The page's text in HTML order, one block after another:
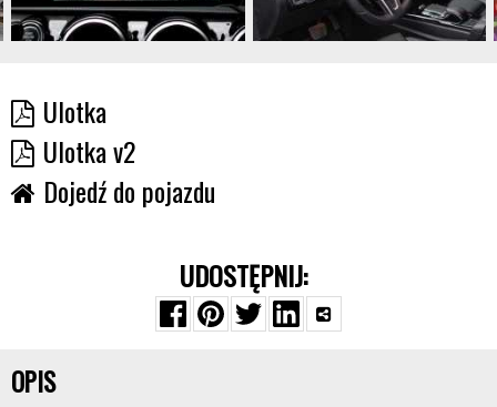
Ulotka
Ulotka v2
Dojedź do pojazdu
UDOSTĘPNIJ:
OPIS